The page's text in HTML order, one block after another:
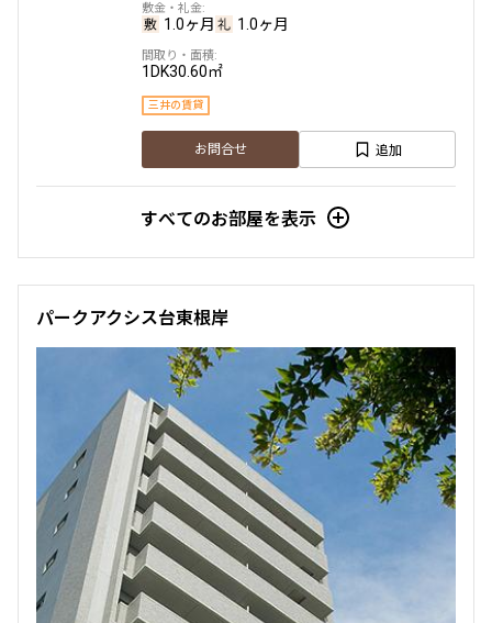
1.0ヶ月 1.0ヶ月
1DK30.60㎡
三井の賃貸
お問合せ 追加
すべてのお部屋を表示
パークアクシス台東根岸